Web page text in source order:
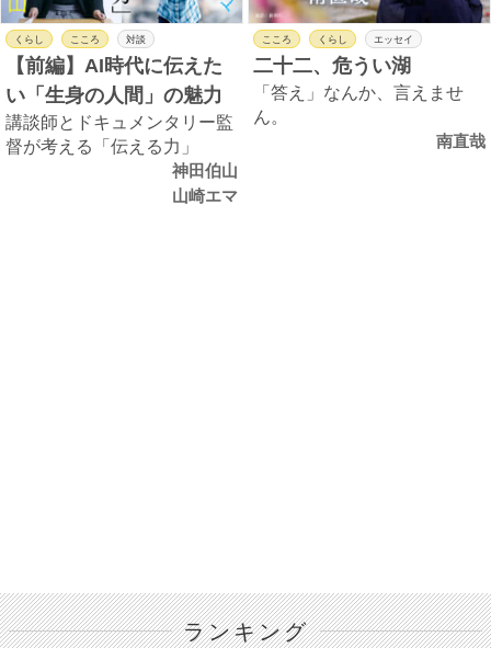
くらし こころ 対談
【前編】AI時代に伝えた
い「生身の人間」の魅力
講談師とドキュメンタリー監
督が考える「伝える力」
神田伯山
山崎エマ
こころ くらし エッセイ
二十二、危うい湖
「答え」なんか、言えませ
ん。
南直哉
ランキング